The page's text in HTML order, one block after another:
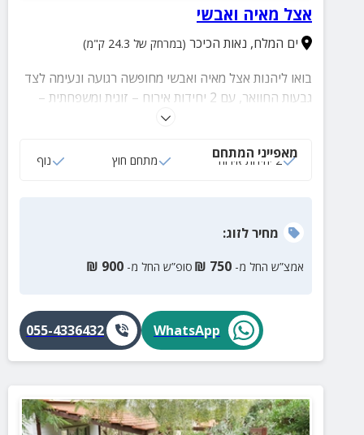
אצל מאיה ואבשי
ים המלח, נאות הכיכר (במרחק של 24.3 ק"מ)
בואו ליהנות אצל מאיה ואבשי מחופשה רגועה ונעימה לצד
גבעות החוואר, עם 2 יחידות אירוח – זוגית ומשפחתית –
מאובזרות ונוחות לכל רגע. מתחם החוץ המרווח והמפנק
לבילוי רגוע ומפנק באוויר הפתוח. עצרו את השגרה, הזמינו
מאפייני המתחם
2 יחידות אירוח מתחם חוץ נוף
מחירלזוג:
אמצ”ש החל מ- 750
₪ סופ”ש החל מ- 900
₪
WhatsApp
055-4336432